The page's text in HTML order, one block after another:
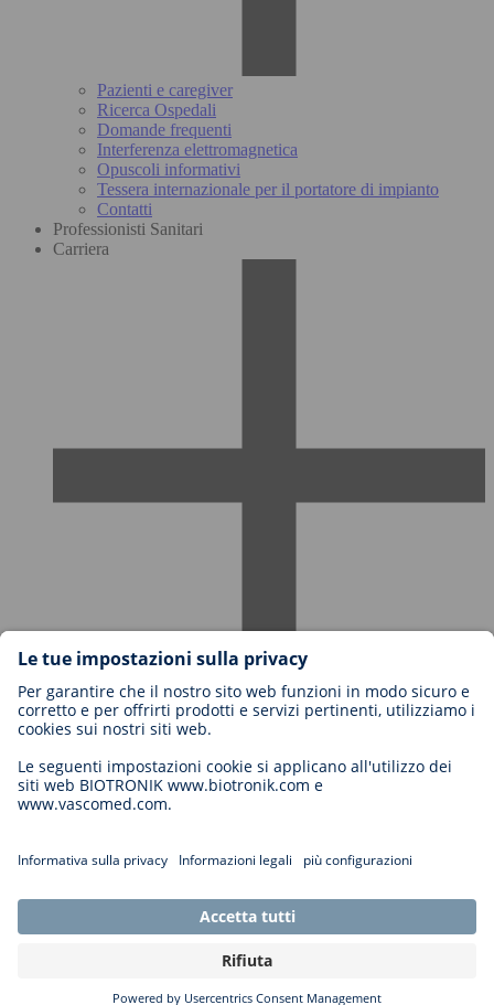
Pazienti e caregiver
Ricerca Ospedali
Domande frequenti
Interferenza elettromagnetica
Opuscoli informativi
Tessera internazionale per il portatore di impianto
Contatti
Professionisti Sanitari
Carriera
Carriere in BIOTRONIK
Livelli di carriera
Candidatura
Opportunità di carriera
Impostazioni cookie
Note legali
Informativa sulla tutela dei dati personali
Copyright © 2026 Biotronik. All rights reserved.